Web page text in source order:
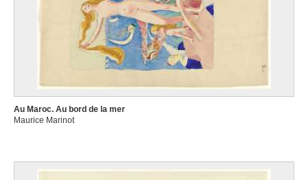
Au Maroc. Au bord de la mer
Maurice Marinot